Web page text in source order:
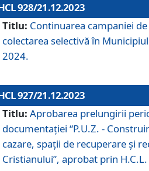
928/21.12.2023
Titlu: Continuarea campaniei
colectarea selectivă în
2024.
927/21.12.2023
Titlu: Aprobarea prelungirii
documentaţiei “P.U.Z. -
cazare, spații de recuperare și
Cristianului”, aprobat prin